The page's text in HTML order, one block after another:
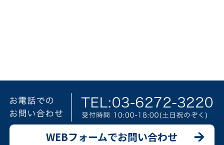
WEBフォームでお問い合わせ